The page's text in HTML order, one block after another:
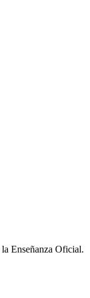
Enseñanza Oficial.